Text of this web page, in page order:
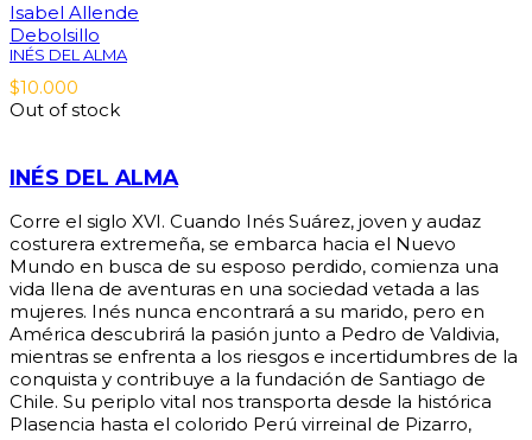
Isabel Allende
Debolsillo
INÉS DEL ALMA
$10.000
Out of stock
INÉS DEL ALMA
Corre el siglo XVI. Cuando Inés Suárez, joven y audaz
costurera extremeña, se embarca hacia el Nuevo
Mundo en busca de su esposo perdido, comienza una
vida llena de aventuras en una sociedad vetada a las
mujeres. Inés nunca encontrará a su marido, pero en
América descubrirá la pasión junto a Pedro de Valdivia,
mientras se enfrenta a los riesgos e incertidumbres de la
conquista y contribuye a la fundación de Santiago de
Chile. Su periplo vital nos transporta desde la histórica
Plasencia hasta el colorido Perú virreinal de Pizarro,